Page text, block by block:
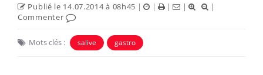
Publié le 14.07.2014 à 08h45 | | | |
|
Commenter
Mots clés : salive gastro